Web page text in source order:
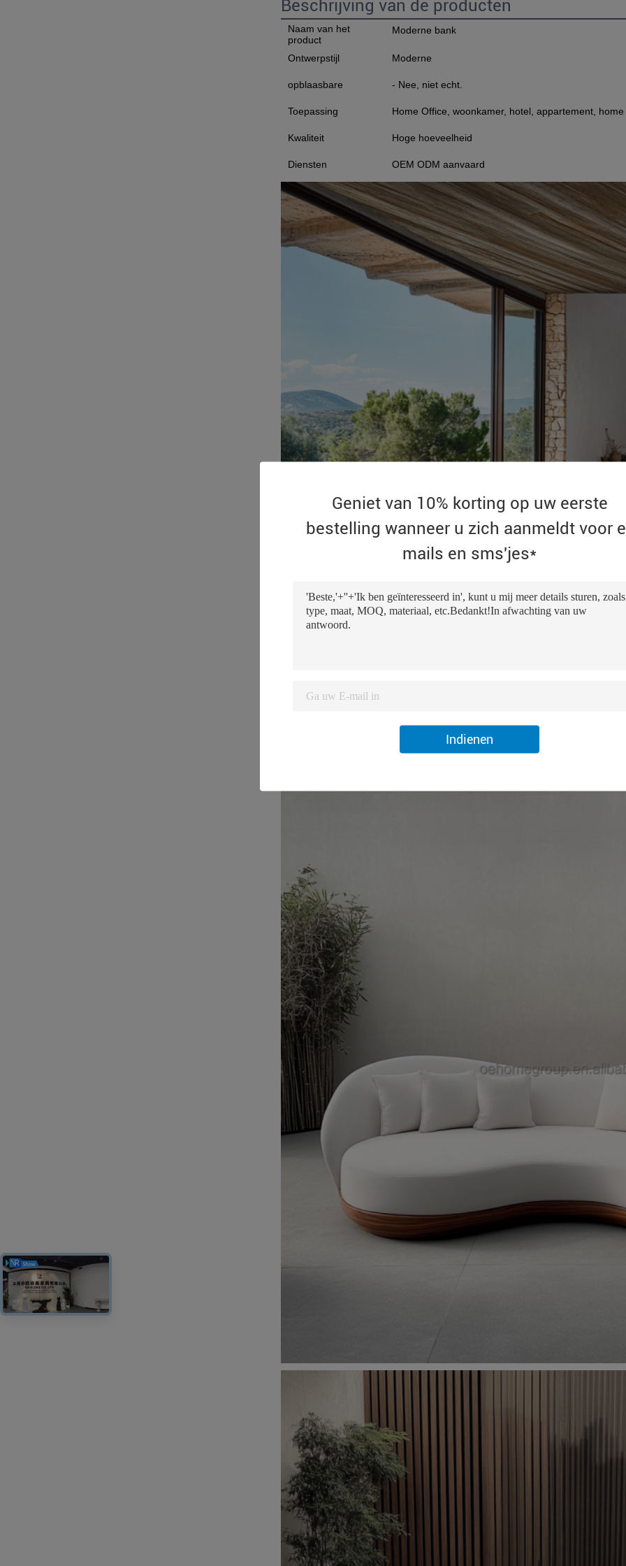
Beschrijving van de producten
Naam van het
product
Moderne bank
Ontwerpstijl Moderne
opblaasbare - Nee, niet echt.
Toepassing Home Office, woonkamer, hotel, appartement,
Kwaliteit Hoge hoeveelheid
Diensten OEM ODM aanvaard
Geniet van 10% korting op uw eerste
bestelling wanneer u zich aanmeldt voor
mails en sms'jes*
Indienen